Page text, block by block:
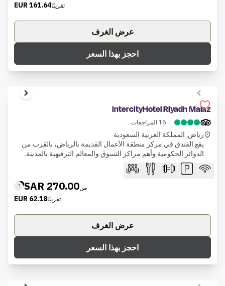
تقريبًا161.64 EUR
عرض الغرف
احجز بهذا السعر
1 of 6
IntercityHotel Riyadh Malaz
16 المراجعات
رياض, المملكة العربية السعودية
يقع الفندق في مركز منطقة الأعمال القديمة بالرياض، بالقرب من
الدوائر الحكومية وأهم مراكز التسوق والمعالم الترفيهية بالمدينة.
من270.00 SAR
تقريبًا62.18 EUR
عرض الغرف
احجز بهذا السعر